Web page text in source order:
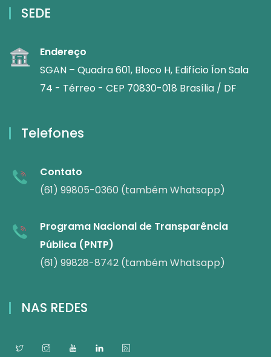
SEDE
Endereço
SGAN – Quadra 601, Bloco H, Edifício Íon Sala
74 - Térreo - CEP 70830-018 Brasília / DF
Telefones
Contato
(61) 99805-0360 (também Whatsapp)
Programa Nacional de Transparência
Pública (PNTP)
(61) 99828-8742 (também Whatsapp)
NAS REDES